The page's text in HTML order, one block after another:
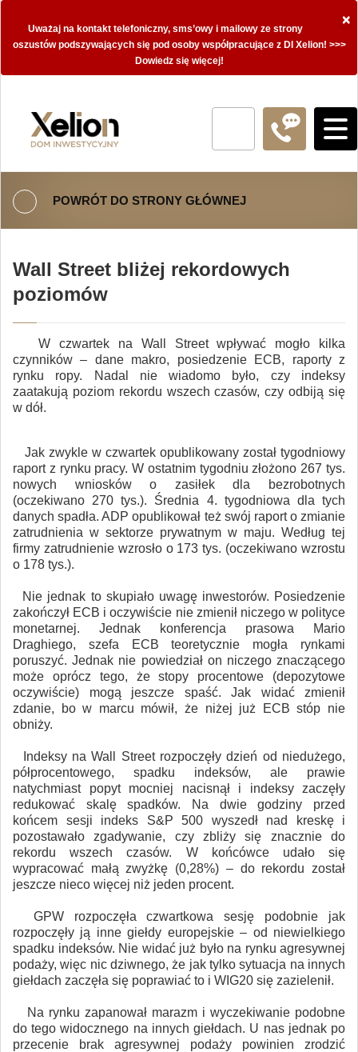
×
Uważaj na kontakt telefoniczny, sms’owy i mailowy ze strony
oszustów podszywających się pod osoby współpracujące z DI Xelion! >>>
Dowiedz się więcej!
POWRÓT DO STRONY GŁÓWNEJ
Wall Street bliżej rekordowych
poziomów
W czwartek na Wall Street wpływać mogło kilka
czynników – dane makro, posiedzenie ECB, raporty z
rynku ropy. Nadal nie wiadomo było, czy indeksy
zaatakują poziom rekordu wszech czasów, czy odbiją się
w dół.
Jak zwykle w czwartek opublikowany został tygodniowy
raport z rynku pracy. W ostatnim tygodniu złożono 267 tys.
nowych wniosków o zasiłek dla bezrobotnych
(oczekiwano 270 tys.). Średnia 4. tygodniowa dla tych
danych spadła. ADP opublikował też swój raport o zmianie
zatrudnienia w sektorze prywatnym w maju. Według tej
firmy zatrudnienie wzrosło o 173 tys. (oczekiwano wzrostu
o 178 tys.).
Nie jednak to skupiało uwagę inwestorów. Posiedzenie
zakończył ECB i oczywiście nie zmienił niczego w polityce
monetarnej. Jednak konferencja prasowa Mario
Draghiego, szefa ECB teoretycznie mogła rynkami
poruszyć. Jednak nie powiedział on niczego znaczącego
może oprócz tego, że stopy procentowe (depozytowe
oczywiście) mogą jeszcze spaść. Jak widać zmienił
zdanie, bo w marcu mówił, że niżej już ECB stóp nie
obniży.
Indeksy na Wall Street rozpoczęły dzień od niedużego,
półprocentowego, spadku indeksów, ale prawie
natychmiast popyt mocniej nacisnął i indeksy zaczęły
redukować skalę spadków. Na dwie godziny przed
końcem sesji indeks S&P 500 wyszedł nad kreskę i
pozostawało zgadywanie, czy zbliży się znacznie do
rekordu wszech czasów. W końcówce udało się
wypracować małą zwyżkę (0,28%) – do rekordu został
jeszcze nieco więcej niż jeden procent.
GPW rozpoczęła czwartkowa sesję podobnie jak
rozpoczęły ją inne giełdy europejskie – od niewielkiego
spadku indeksów. Nie widać już było na rynku agresywnej
podaży, więc nic dziwnego, że jak tylko sytuacja na innych
giełdach zaczęła się poprawiać to i WIG20 się zazielenił.
Na rynku zapanował marazm i wyczekiwanie podobne
do tego widocznego na innych giełdach. U nas jednak po
przecenie brak agresywnej podaży powinien zrodzić